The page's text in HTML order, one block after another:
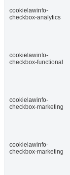
cookielawinfo-
checkbox-analytics
cookielawinfo-
checkbox-functional
cookielawinfo-
checkbox-marketing
cookielawinfo-
checkbox-marketing